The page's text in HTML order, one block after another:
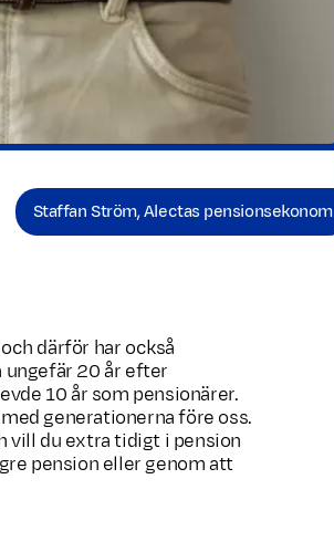
Staffan Ström, Alectas pensionsekonom
därför har också
ungefär 20 år efter
10 år som pensionärer.
generationerna före oss.
vill du extra tidigt i pension
pension eller genom att